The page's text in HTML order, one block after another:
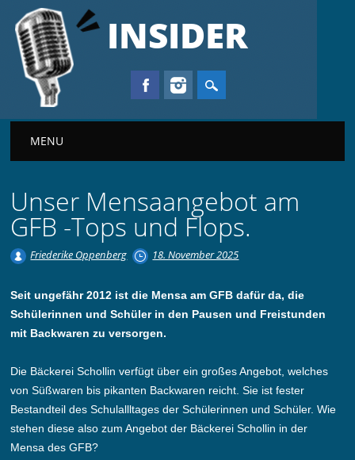
INSIDER
Main menu
MENU
Unser Mensaangebot am
GFB -Tops und Flops.
Friederike Oppenberg 18. November 2025
Seit ungefähr 2012 ist die Mensa am GFB dafür da, die
Schülerinnen und Schüler in den Pausen und Freistunden
mit Backwaren zu versorgen.
Die Bäckerei Schollin verfügt über ein großes Angebot, welches
von Süßwaren bis pikanten Backwaren reicht. Sie ist fester
Bestandteil des Schulallltages der Schülerinnen und Schüler. Wie
stehen diese also zum Angebot der Bäckerei Schollin in der
Mensa des GFB?